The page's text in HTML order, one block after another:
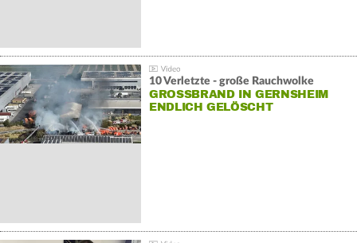
10 Verletzte - große Rauchwolke
GROSSBRAND IN GERNSHEIM E
NDLICH GELÖSCHT